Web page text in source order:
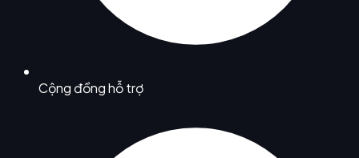
Cộng đồng hỗ trợ